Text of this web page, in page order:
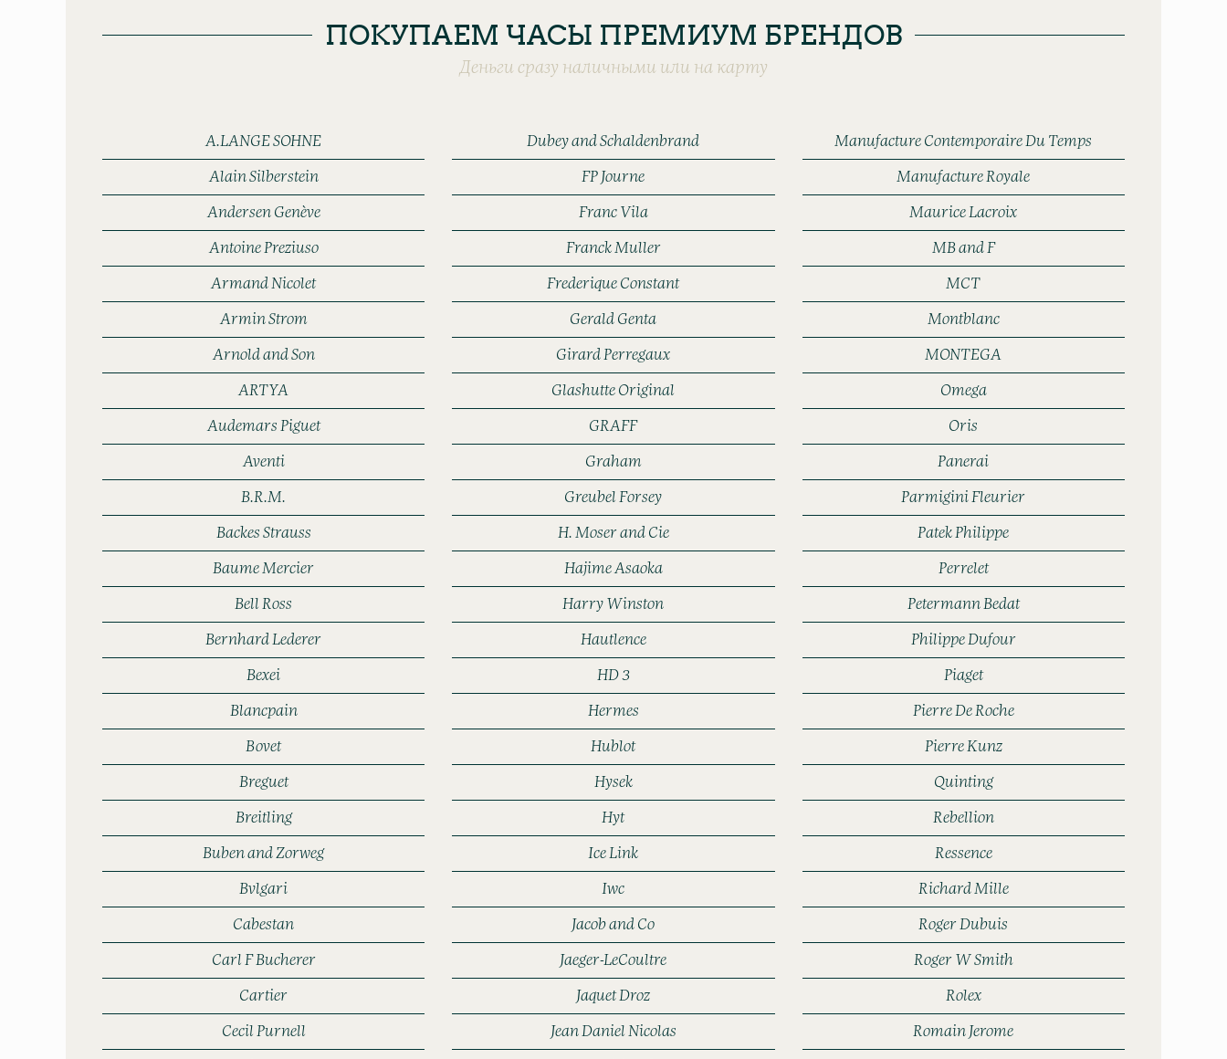
ПОКУПАЕМ ЧАСЫ ПРЕМИУМ БРЕНДОВ
Деньги сразу наличными или на карту
A.LANGE SOHNE
Alain Silberstein
Andersen Genève
Antoine Preziuso
Armand Nicolet
Armin Strom
Arnold and Son
ARTYA
Audemars Piguet
Aventi
B.R.M.
Backes Strauss
Baume Mercier
Bell Ross
Bernhard Lederer
Bexei
Blancpain
Bovet
Breguet
Breitling
Buben and Zorweg
Bvlgari
Cabestan
Carl F Bucherer
Cartier
Cecil Purnell
Dubey and Schaldenbrand
FP Journe
Franc Vila
Franck Muller
Frederique Constant
Gerald Genta
Girard Perregaux
Glashutte Original
GRAFF
Graham
Greubel Forsey
H. Moser and Cie
Hajime Asaoka
Harry Winston
Hautlence
HD 3
Hermes
Hublot
Hysek
Hyt
Ice Link
Iwc
Jacob and Co
Jaeger-LeCoultre
Jaquet Droz
Jean Daniel Nicolas
Manufacture Contemporaire Du Temps
Manufacture Royale
Maurice Lacroix
MB and F
MCT
Montblanc
MONTEGA
Omega
Oris
Panerai
Parmigini Fleurier
Patek Philippe
Perrelet
Petermann Bedat
Philippe Dufour
Piaget
Pierre De Roche
Pierre Kunz
Quinting
Rebellion
Ressence
Richard Mille
Roger Dubuis
Roger W Smith
Rolex
Romain Jerome